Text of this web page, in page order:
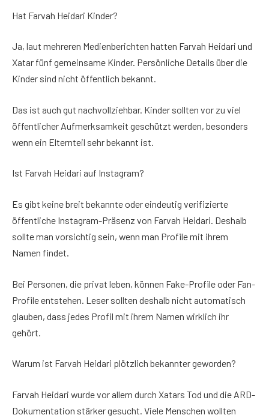
Hat Farvah Heidari Kinder?
Ja, laut mehreren Medienberichten hatten Farvah Heidari und
Xatar fünf gemeinsame Kinder. Persönliche Details über die
Kinder sind nicht öffentlich bekannt.
Das ist auch gut nachvollziehbar. Kinder sollten vor zu viel
öffentlicher Aufmerksamkeit geschützt werden, besonders
wenn ein Elternteil sehr bekannt ist.
Ist Farvah Heidari auf Instagram?
Es gibt keine breit bekannte oder eindeutig verifizierte
öffentliche Instagram-Präsenz von Farvah Heidari. Deshalb
sollte man vorsichtig sein, wenn man Profile mit ihrem
Namen findet.
Bei Personen, die privat leben, können Fake-Profile oder Fan-
Profile entstehen. Leser sollten deshalb nicht automatisch
glauben, dass jedes Profil mit ihrem Namen wirklich ihr
gehört.
Warum ist Farvah Heidari plötzlich bekannter geworden?
Farvah Heidari wurde vor allem durch Xatars Tod und die ARD-
Dokumentation stärker gesucht. Viele Menschen wollten